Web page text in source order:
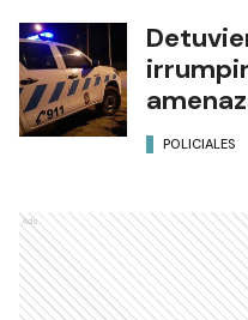
POLICIALES
Ads